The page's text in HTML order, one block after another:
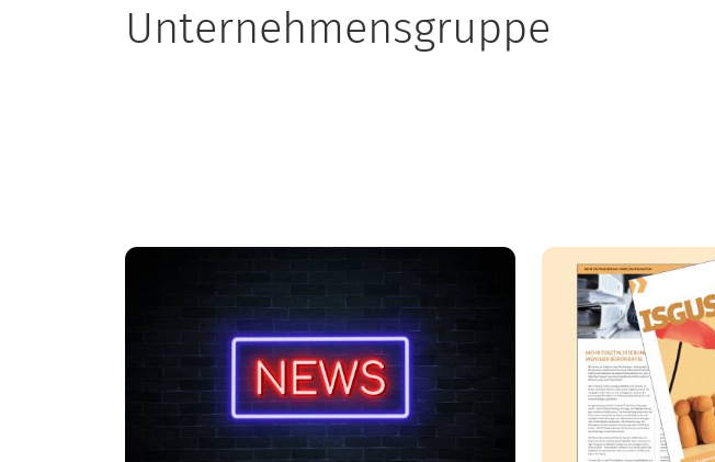
Unternehmensgruppe